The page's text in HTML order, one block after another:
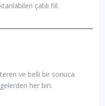
çatılı fiil.
ve belli bir sonuca
her biri.